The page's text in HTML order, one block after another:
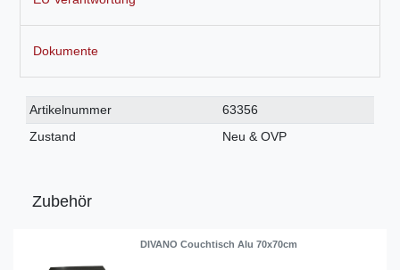
Dokumente
Technisches
Merkmal
Wert
Artikelnummer
63356
Zustand
Neu & OVP
Zubehör
DIVANO Couchtisch Alu 70x70cm